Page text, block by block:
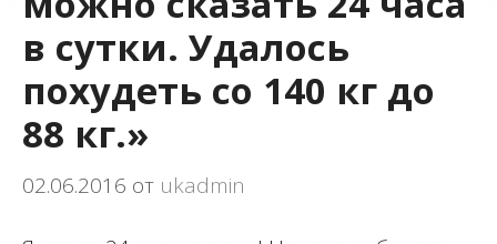
в сутки. Удалось
похудеть со 140 кг до
88 кг.»
02.06.2016 от ukadmin